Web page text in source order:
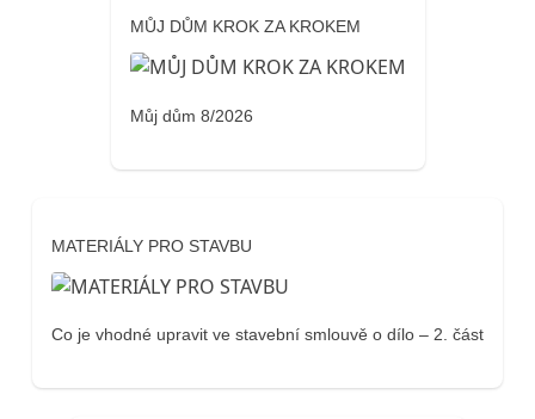
MŮJ DŮM KROK ZA KROKEM
Můj dům 8/2026
MATERIÁLY PRO STAVBU
Co je vhodné upravit ve stavební smlouvě o dílo – 2. část